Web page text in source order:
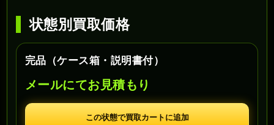
状態別買取価格
完品（ケース箱・説明書付）
メールにてお見積もり
この状態で買取カートに追加